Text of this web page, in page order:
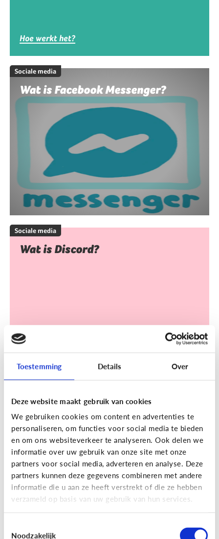
Toestemming Details Over
Deze website maakt gebruik van cookies
We gebruiken cookies om content en advertenties te
personaliseren, om functies voor social media te bieden
en om ons websiteverkeer te analyseren. Ook delen we
informatie over uw gebruik van onze site met onze
partners voor social media, adverteren en analyse. Deze
partners kunnen deze gegevens combineren met andere
informatie die u aan ze heeft verstrekt of die ze hebben
verzameld op basis van uw gebruik van hun services.
Noodzakelijk
Hoe werkt het?
Sociale media
Wat is Facebook Messenger?
Sociale media
Wat is Discord?
[Klik & Print]Een account
aanmaken op TikTok? Doe de
TikTok check!
Ontdek de checklist!